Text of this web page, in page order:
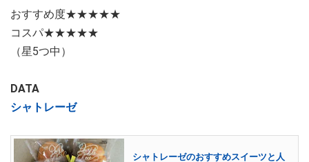
おすすめ度★★★★★
コスパ★★★★★
（星5つ中）
DATA
シャトレーゼ
シャトレーゼのおすすめスイーツと人